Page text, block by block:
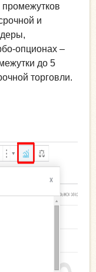
и
опционах –
до 5
торговли.